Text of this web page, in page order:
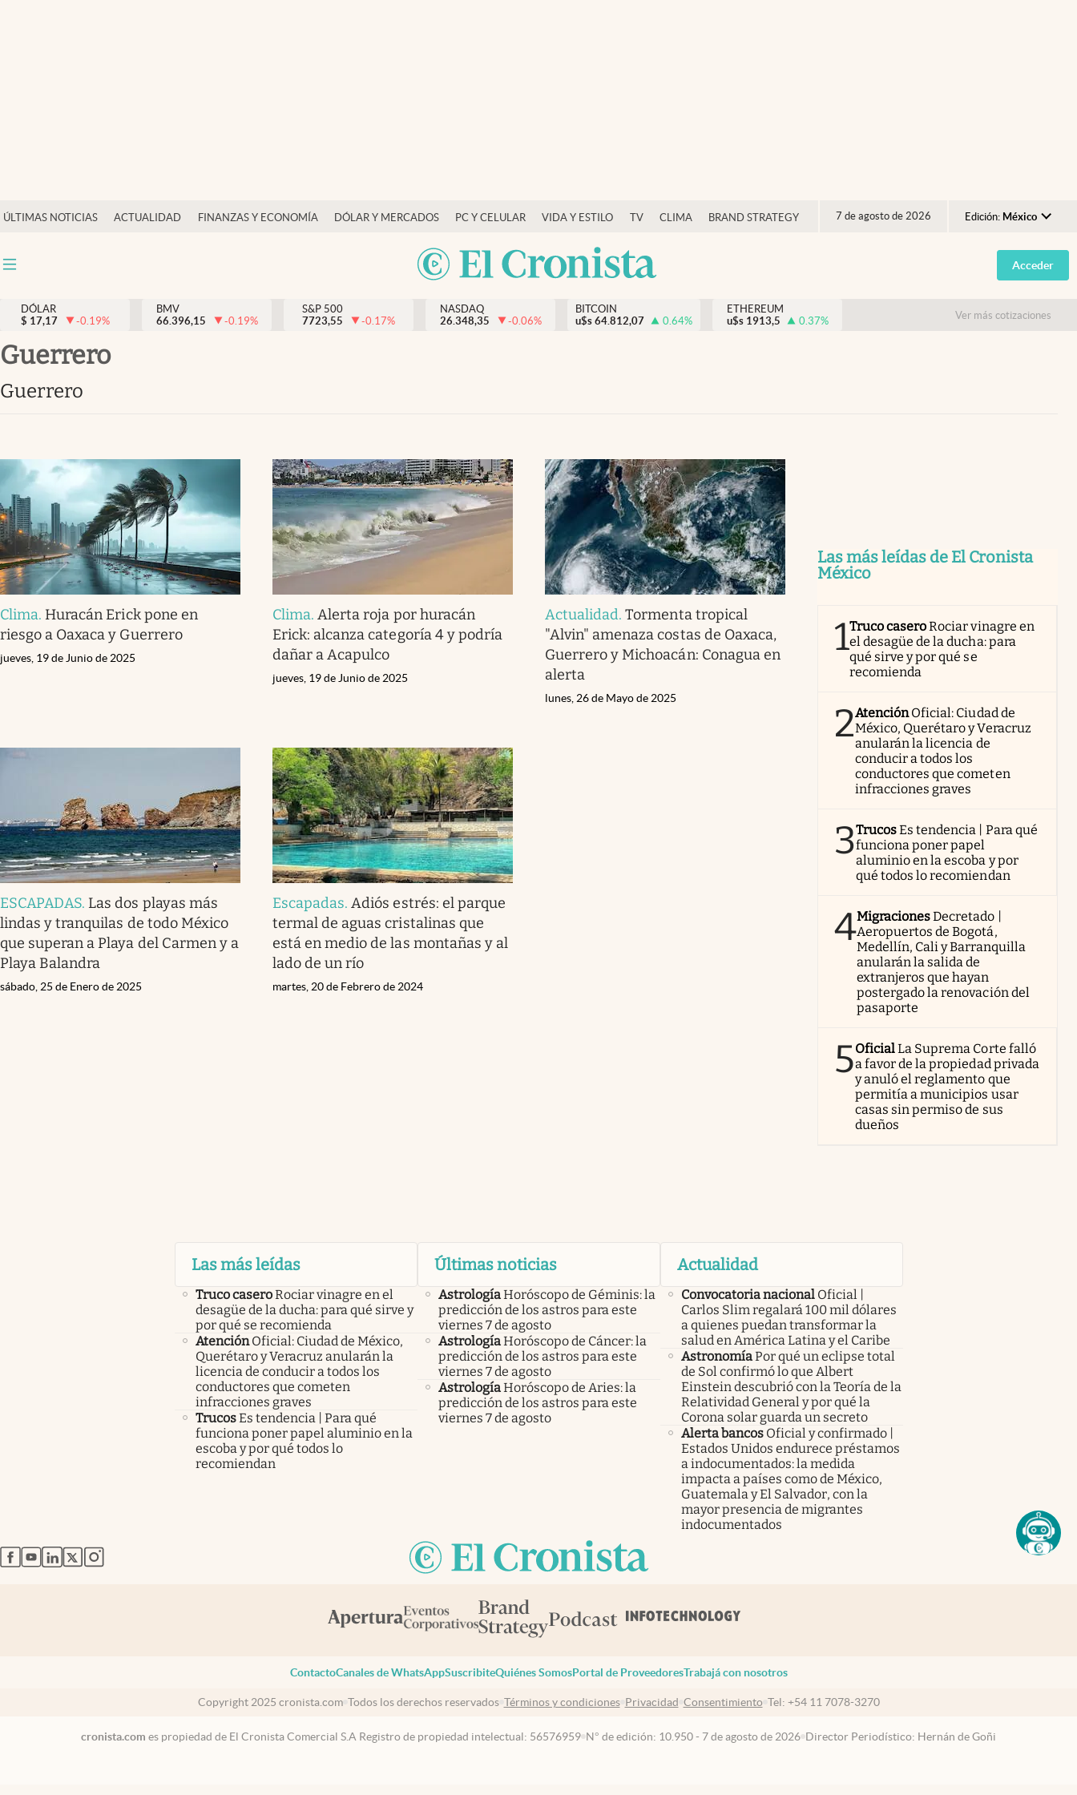
ÚLTIMAS NOTICIAS ACTUALIDAD FINANZAS Y ECONOMÍA DÓLAR Y MERCADOS PC Y CELULAR VIDA Y ESTILO TV CLIMA BRAND STRATEGY 7 de agosto de 2026 Edición: México
Argentina
España
USA
Opinión
Vida y estilo
Clima
Espiritualidad
abre en nueva pestaña
Acceder
DÓLAR
$ 17,17 -0.19%
BMV
66.396,15
-0.19%
S&P 500
7723,55
-0.17%
NASDAQ
26.348,35
-0.06%
BITCOIN
u$s 64.812,07 0.64%
ETHEREUM
u$s 1913,5 0.37% Ver más cotizaciones
Guerrero
Guerrero
Clima. Huracán Erick pone en
riesgo a Oaxaca y Guerrero
jueves, 19 de Junio de 2025
Clima.Alerta roja por huracán
Erick: alcanza categoría 4 y podría
dañar a Acapulco
jueves, 19 de Junio de 2025
Actualidad.Tormenta tropical
"Alvin" amenaza costas de Oaxaca,
Guerrero y Michoacán: Conagua en
alerta
lunes, 26 de Mayo de 2025
ESCAPADAS. Las dos playas más
lindas y tranquilas de todo México
que superan a Playa del Carmen y a
Playa Balandra
sábado, 25 de Enero de 2025
Escapadas.Adiós estrés: el parque
termal de aguas cristalinas que
está en medio de las montañas y al
lado de un río
martes, 20 de Febrero de 2024
Las más leídas de El Cronista
México
1Truco caseroRociar vinagre en
el desagüe de la ducha: para
qué sirve y por qué se
recomienda
2AtenciónOficial: Ciudad de
México, Querétaro y Veracruz
anularán la licencia de
conducir a todos los
conductores que cometen
infracciones graves
3TrucosEs tendencia | Para qué
funciona poner papel
aluminio en la escoba y por
qué todos lo recomiendan
4MigracionesDecretado |
Aeropuertos de Bogotá,
Medellín, Cali y Barranquilla
anularán la salida de
extranjeros que hayan
postergado la renovación del
pasaporte
5OficialLa Suprema Corte falló
a favor de la propiedad privada
y anuló el reglamento que
permitía a municipios usar
casas sin permiso de sus
dueños
Las más leídas
Truco caseroRociar vinagre en el
desagüe de la ducha: para qué sirve y
por qué se recomienda
Atención Oficial: Ciudad de México,
Querétaro y Veracruz anularán la
licencia de conducir a todos los
conductores que cometen
infracciones graves
TrucosEs tendencia | Para qué
funciona poner papel aluminio en la
escoba y por qué todos lo
recomiendan
Últimas noticias
AstrologíaHoróscopo de Géminis: la
predicción de los astros para este
viernes 7 de agosto
AstrologíaHoróscopo de Cáncer: la
predicción de los astros para este
viernes 7 de agosto
AstrologíaHoróscopo de Aries: la
predicción de los astros para este
viernes 7 de agosto
Actualidad
Convocatoria nacional Oficial |
Carlos Slim regalará 100 mil dólares
a quienes puedan transformar la
salud en América Latina y el Caribe
AstronomíaPor qué un eclipse total
de Sol confirmó lo que Albert
Einstein descubrió con la Teoría de la
Relatividad General y por qué la
Corona solar guarda un secreto
Alerta bancos Oficial y confirmado |
Estados Unidos endurece préstamos
a indocumentados: la medida
impacta a países como de México,
Guatemala y El Salvador, con la
mayor presencia de migrantes
indocumentados
abre en nueva pestaña
abre en nueva pestaña
abre en nueva pestaña
abre en nueva pestaña
abre en nueva pestaña
ContactoCanales de WhatsAppSuscribiteQuiénes SomosPortal de ProveedoresTrabajá con nosotros
Copyright 2025 cronista.com Todos los derechos reservados Términos y condiciones Privacidad Consentimiento Tel: +54 11 7078-3270
cronista.com es propiedad de El Cronista Comercial S.A Registro de propiedad intelectual: 56576959 N° de edición: 10.950 - 7 de agosto de 2026 Director Periodístico: Hernán de Goñi